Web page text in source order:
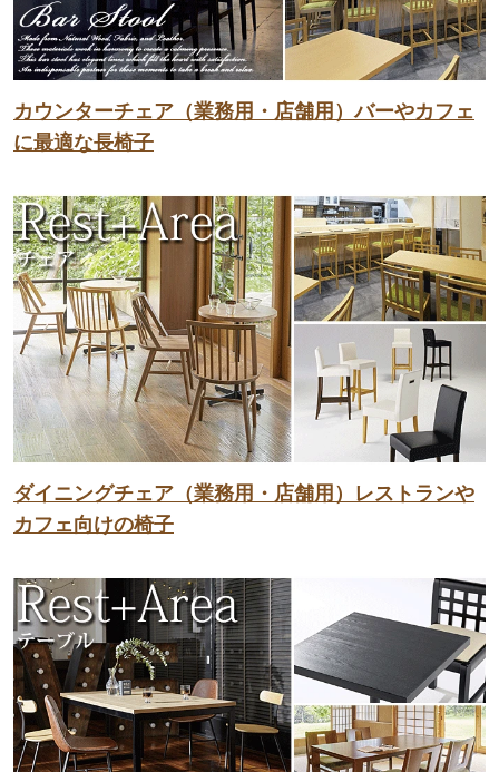
カウンターチェア（業務用・店舗用）バーやカフェ
に最適な長椅子
ダイニングチェア（業務用・店舗用）レストランや
カフェ向けの椅子